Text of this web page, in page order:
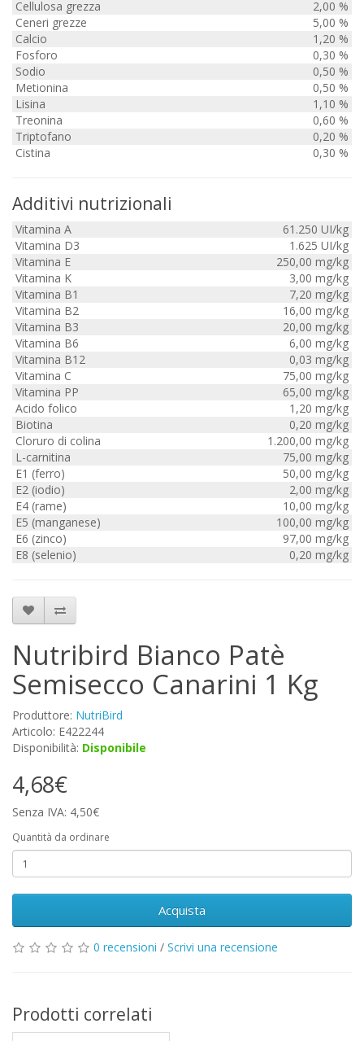
Cellulosa grezza
2,00 %
Ceneri grezze
5,00 %
Calcio
1,20 %
Fosforo
0,30 %
Sodio
0,50 %
Metionina
0,50 %
Lisina
1,10 %
Treonina
0,60 %
Triptofano
0,20 %
Cistina
0,30 %
Additivi nutrizionali
Vitamina A
61.250 UI/kg
Vitamina D3
1.625 UI/kg
Vitamina E
250,00 mg/kg
Vitamina K
3,00 mg/kg
Vitamina B1
7,20 mg/kg
Vitamina B2
16,00 mg/kg
Vitamina B3
20,00 mg/kg
Vitamina B6
6,00 mg/kg
Vitamina B12
0,03 mg/kg
Vitamina C
75,00 mg/kg
Vitamina PP
65,00 mg/kg
Acido folico
1,20 mg/kg
Biotina
0,20 mg/kg
Cloruro di colina
1.200,00 mg/kg
L-carnitina
75,00 mg/kg
E1 (ferro)
50,00 mg/kg
E2 (iodio)
2,00 mg/kg
E4 (rame)
10,00 mg/kg
E5 (manganese)
100,00 mg/kg
E6 (zinco)
97,00 mg/kg
E8 (selenio)
0,20 mg/kg
Nutribird Bianco Patè
Semisecco Canarini 1 Kg
Produttore: NutriBird
Articolo: E422244
Disponibilità: Disponibile
4,68€
Senza IVA: 4,50€
Quantità da ordinare
Acquista
0 recensioni / Scrivi una recensione
Prodotti correlati